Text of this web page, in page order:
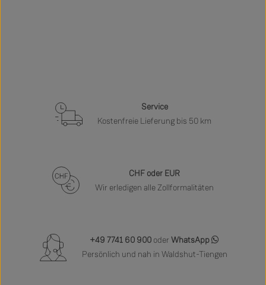
Service
Kostenfreie Lieferung bis 50 km
CHF oder EUR
Wir erledigen alle Zollformalitäten
+49 7741 60 900 oder WhatsApp
Persönlich und nah in Waldshut-Tiengen